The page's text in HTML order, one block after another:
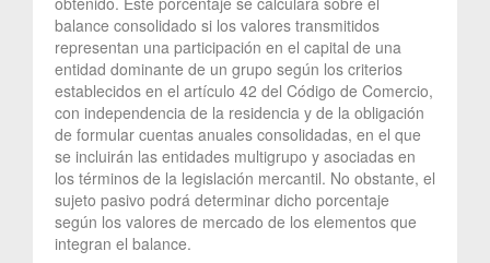
balance consolidado si los valores transmitidos
representan una participación en el capital de una
entidad dominante de un grupo según los criterios
establecidos en el artículo 42 del Código de Comercio,
con independencia de la residencia y de la obligación
de formular cuentas anuales consolidadas, en el que
se incluirán las entidades multigrupo y asociadas en
los términos de la legislación mercantil. No obstante, el
sujeto pasivo podrá determinar dicho porcentaje
según los valores de mercado de los elementos que
integran el balance.